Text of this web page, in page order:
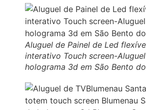
Aluguel de Painel de Led
interativo Touch screen-
holograma 3d em São Bento